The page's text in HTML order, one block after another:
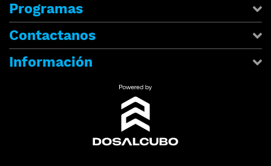
Programas
Contactanos
Información